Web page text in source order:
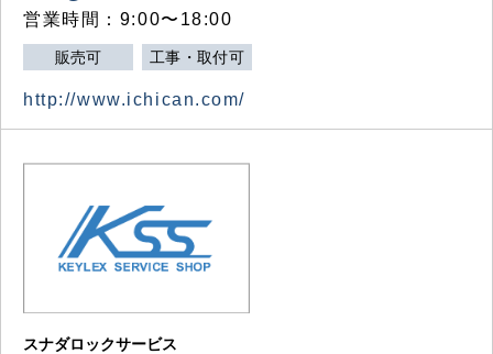
営業時間：9:00〜18:00
販売可 工事・取付可
http://www.ichican.com/
スナダロックサービス